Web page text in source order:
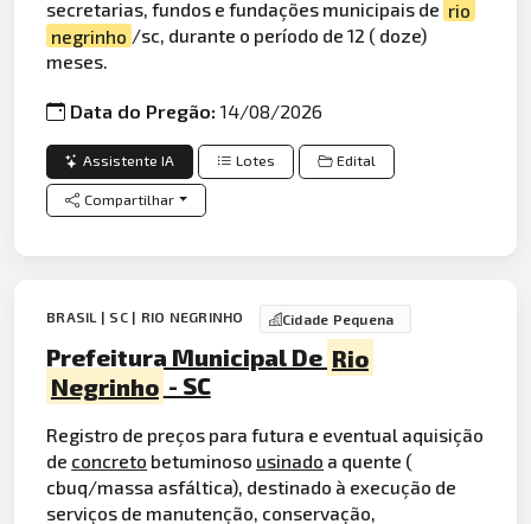
secretarias, fundos e fundações municipais de rio
negrinho /sc, durante o período de 12 ( doze)
meses.
Data do Pregão:14/08/2026
Assistente IA Lotes Edital
Compartilhar
BRASIL | SC | RIO NEGRINHO Cidade Pequena
Prefeitura Municipal De Rio
Negrinho - SC
Registro de preços para futura e eventual aquisição
de concreto betuminoso usinado a quente (
cbuq/massa asfáltica), destinado à execução de
serviços de manutenção, conservação,